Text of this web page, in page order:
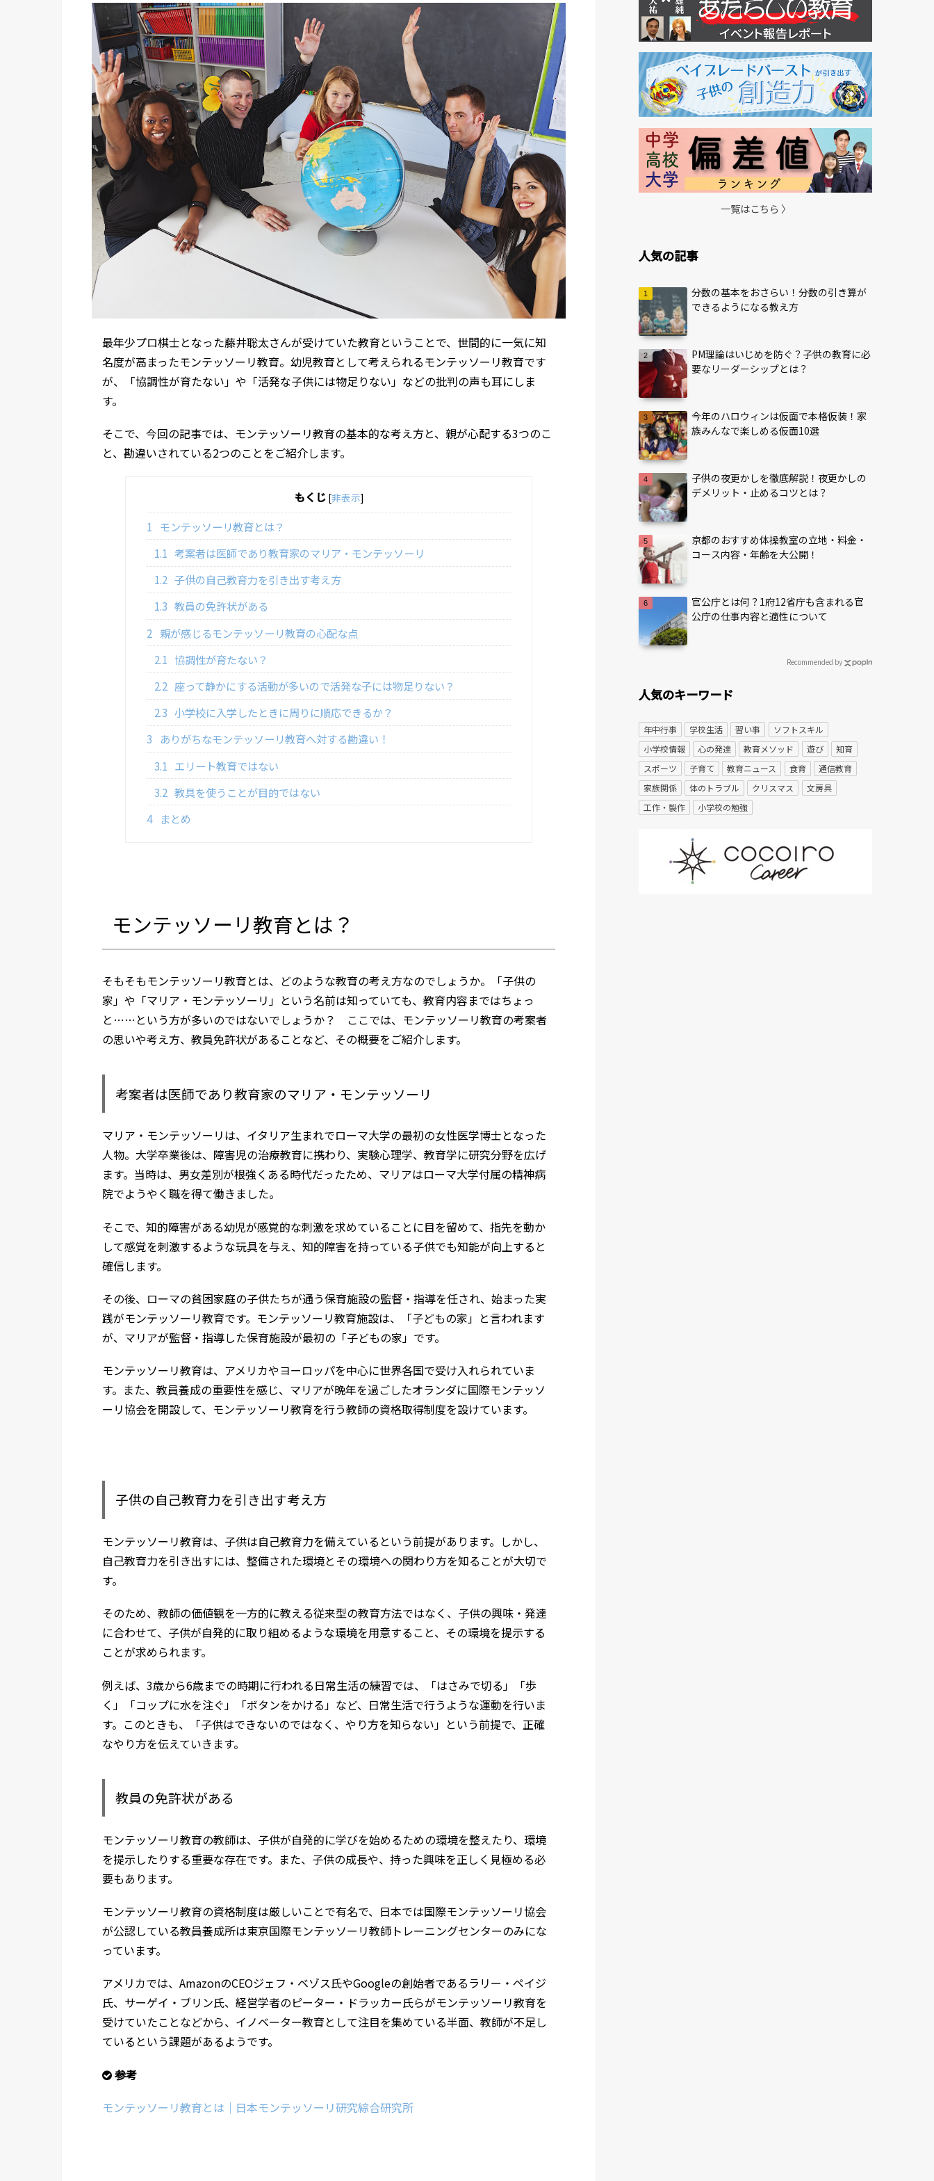
最年少プロ棋士となった藤井聡太さんが受けていた教育ということで、世間的に一気に知
名度が高まったモンテッソーリ教育。幼児教育として考えられるモンテッソーリ教育です
が、「協調性が育たない」や「活発な子供には物足りない」などの批判の声も耳にしま
す。
そこで、今回の記事では、モンテッソーリ教育の基本的な考え方と、親が心配する3つのこ
と、勘違いされている2つのことをご紹介します。
もくじ [非表示]
1 モンテッソーリ教育とは？
1.1 考案者は医師であり教育家のマリア・モンテッソーリ
1.2 子供の自己教育力を引き出す考え方
1.3 教員の免許状がある
2 親が感じるモンテッソーリ教育の心配な点
2.1 協調性が育たない？
2.2 座って静かにする活動が多いので活発な子には物足りない？
2.3 小学校に入学したときに周りに順応できるか？
3
ありがちなモンテッソーリ教育へ対する勘違い！
3.1 エリート教育ではない
3.2 教具を使うことが目的ではない
4
まとめ
モンテッソーリ教育とは？
そもそもモンテッソーリ教育とは、どのような教育の考え方なのでしょうか。「子供の
家」や「マリア・モンテッソーリ」という名前は知っていても、教育内容まではちょっ
と……という方が多いのではないでしょうか？ ここでは、モンテッソーリ教育の考案者
の思いや考え方、教員免許状があることなど、その概要をご紹介します。
考案者は医師であり教育家のマリア・モンテッソーリ
マリア・モンテッソーリは、イタリア生まれでローマ大学の最初の女性医学博士となった
人物。大学卒業後は、障害児の治療教育に携わり、実験心理学、教育学に研究分野を広げ
ます。当時は、男女差別が根強くある時代だったため、マリアはローマ大学付属の精神病
院でようやく職を得て働きました。
そこで、知的障害がある幼児が感覚的な刺激を求めていることに目を留めて、指先を動か
して感覚を刺激するような玩具を与え、知的障害を持っている子供でも知能が向上すると
確信します。
その後、ローマの貧困家庭の子供たちが通う保育施設の監督・指導を任され、始まった実
践がモンテッソーリ教育です。モンテッソーリ教育施設は、「子どもの家」と言われます
が、マリアが監督・指導した保育施設が最初の「子どもの家」です。
モンテッソーリ教育は、アメリカやヨーロッパを中心に世界各国で受け入れられていま
す。また、教員養成の重要性を感じ、マリアが晩年を過ごしたオランダに国際モンテッソ
ーリ協会を開設して、モンテッソーリ教育を行う教師の資格取得制度を設けています。
子供の自己教育力を引き出す考え方
モンテッソーリ教育は、子供は自己教育力を備えているという前提があります。しかし、
自己教育力を引き出すには、整備された環境とその環境への関わり方を知ることが大切で
す。
そのため、教師の価値観を一方的に教える従来型の教育方法ではなく、子供の興味・発達
に合わせて、子供が自発的に取り組めるような環境を用意すること、その環境を提示する
ことが求められます。
例えば、3歳から6歳までの時期に行われる日常生活の練習では、「はさみで切る」「歩
く」「コップに水を注ぐ」「ボタンをかける」など、日常生活で行うような運動を行いま
す。このときも、「子供はできないのではなく、やり方を知らない」という前提で、正確
なやり方を伝えていきます。
教員の免許状がある
モンテッソーリ教育の教師は、子供が自発的に学びを始めるための環境を整えたり、環境
を提示したりする重要な存在です。また、子供の成長や、持った興味を正しく見極める必
要もあります。
モンテッソーリ教育の資格制度は厳しいことで有名で、日本では国際モンテッソーリ協会
が公認している教員養成所は東京国際モンテッソーリ教師トレーニングセンターのみにな
っています。
アメリカでは、AmazonのCEOジェフ・ベゾス氏やGoogleの創始者であるラリー・ペイジ
氏、サーゲイ・ブリン氏、経営学者のピーター・ドラッカー氏らがモンテッソーリ教育を
受けていたことなどから、イノベーター教育として注目を集めている半面、教師が不足し
ているという課題があるようです。
参考
モンテッソーリ教育とは｜日本モンテッソーリ研究綜合研究所
一覧はこちら 〉
人気の記事
分数の基本をおさらい！分数の引き算が
できるようになる教え方
PM理論はいじめを防ぐ？子供の教育に必
要なリーダーシップとは？
今年のハロウィンは仮面で本格仮装！家
族みんなで楽しめる仮面10選
子供の夜更かしを徹底解説！夜更かしの
デメリット・止めるコツとは？
京都のおすすめ体操教室の立地・料金・
コース内容・年齢を大公開！
官公庁とは何？1府12省庁も含まれる官
公庁の仕事内容と適性について
Recommended by
人気のキーワード
年中行事 学校生活 習い事
ソフトスキル
小学校情報
心の発達 教育メソッド 遊び
知育
スポーツ
子育て 教育ニュース 食育
通信教育
家族関係
体のトラブル クリスマス
文房具
工作・製作
小学校の勉強